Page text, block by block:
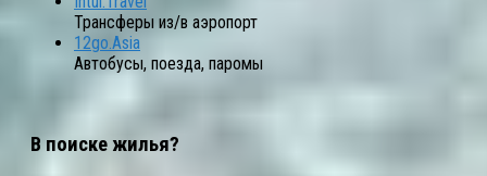
Трансферы из/в аэропорт
12go.Asia
Автобусы, поезда, паромы
В поиске жилья?